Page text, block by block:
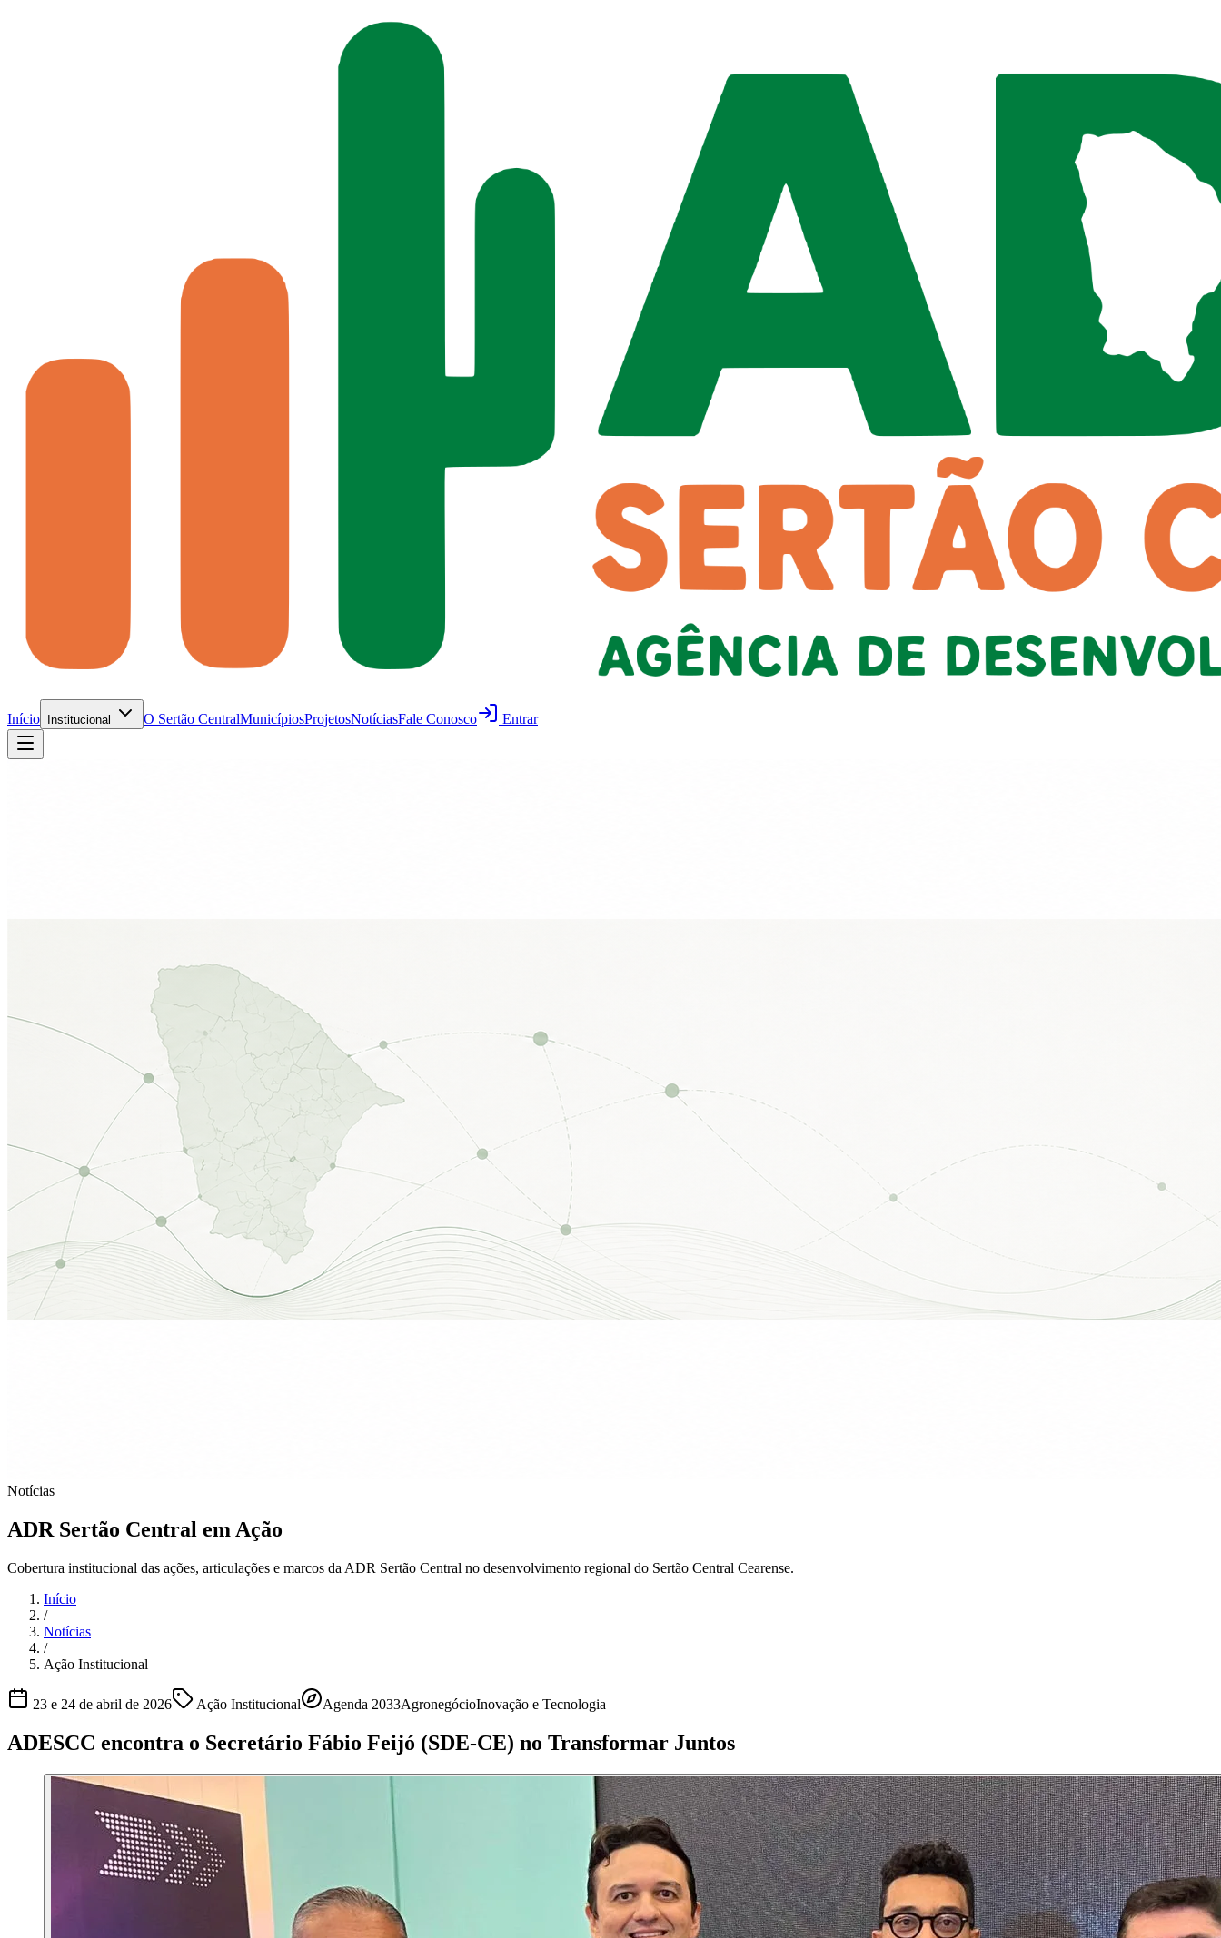
Início Institucional O Sertão CentralMunicípiosProjetosNotíciasFale Conosco Entrar
Notícias
ADR Sertão Central em Ação
Cobertura institucional das ações, articulações e marcos da ADR Sertão Central no desenvolvimento regional do Sertão Central Cearense.
Início
/
Notícias
/
Ação Institucional
23 e 24 de abril de 2026 Ação Institucional Agenda 2033AgronegócioInovação e Tecnologia
ADESCC encontra o Secretário Fábio Feijó (SDE-CE) no Transformar Juntos